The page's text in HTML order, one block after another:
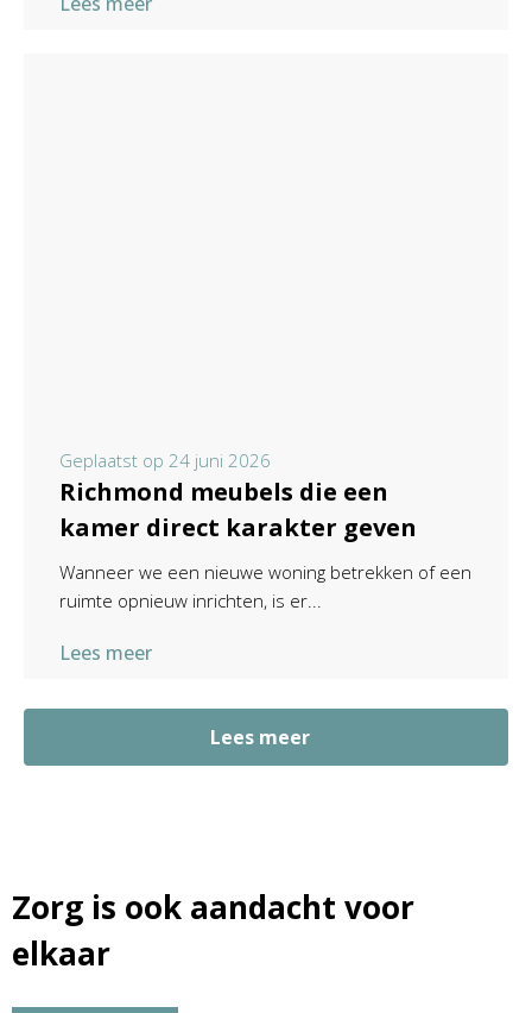
Geplaatst op 24 juni 2026
Richmond meubels die een
kamer direct karakter geven
Wanneer we een nieuwe woning betrekken of een
ruimte opnieuw inrichten, is er...
Lees meer
Lees meer
Zorg is ook aandacht voor
elkaar